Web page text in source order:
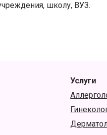
школу, ВУЗ.
Услуги